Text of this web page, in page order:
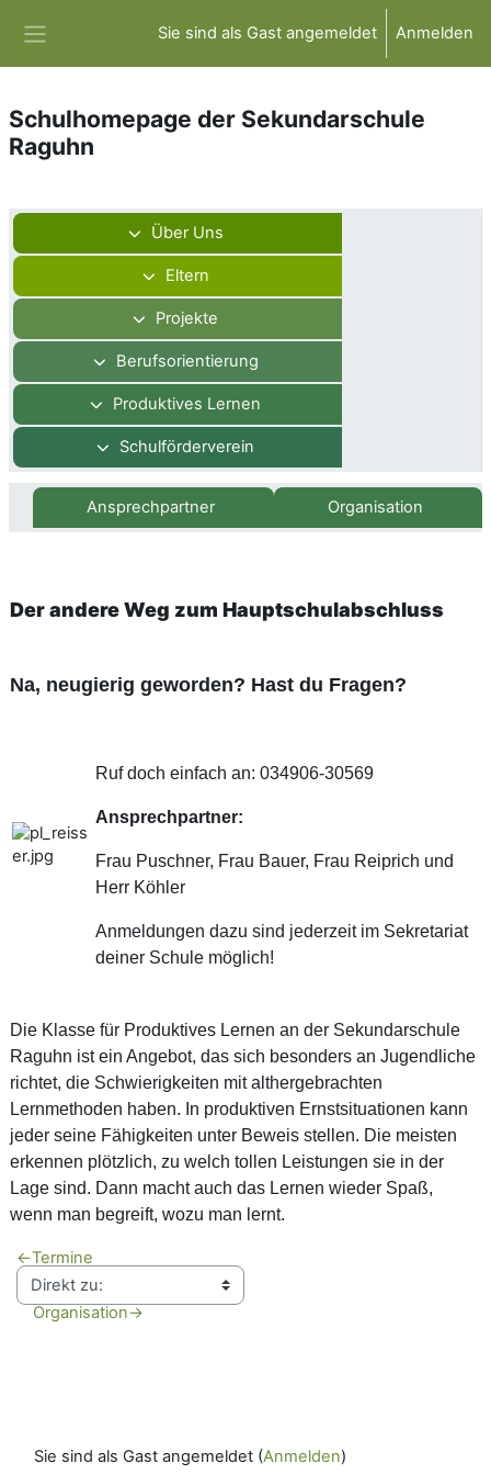
Sie sind als Gast angemeldet Anmelden
Schulhomepage der Sekundarschule
Raguhn
Über Uns
Eltern
Projekte
Berufsorientierung
Produktives Lernen
Schulförderverein
Ansprechpartner Organisation
Der andere Weg zum Hauptschulabschluss
Na, neugierig geworden? Hast du Fragen?
Ruf doch einfach an: 034906-30569
Ansprechpartner:
Frau Puschner, Frau Bauer, Frau Reiprich und
Herr Köhler
Anmeldungen dazu sind jederzeit im Sekretariat
deiner Schule möglich!
Die Klasse für Produktives Lernen an der Sekundarschule
Raguhn ist ein Angebot, das sich besonders an Jugendliche
richtet, die Schwierigkeiten mit althergebrachten
Lernmethoden haben. In produktiven Ernstsituationen kann
jeder seine Fähigkeiten unter Beweis stellen. Die meisten
erkennen plötzlich, zu welch tollen Leistungen sie in der
Lage sind. Dann macht auch das Lernen wieder Spaß,
wenn man begreift, wozu man lernt.
←Termine
→
Organisation
Sie sind als Gast angemeldet (Anmelden)